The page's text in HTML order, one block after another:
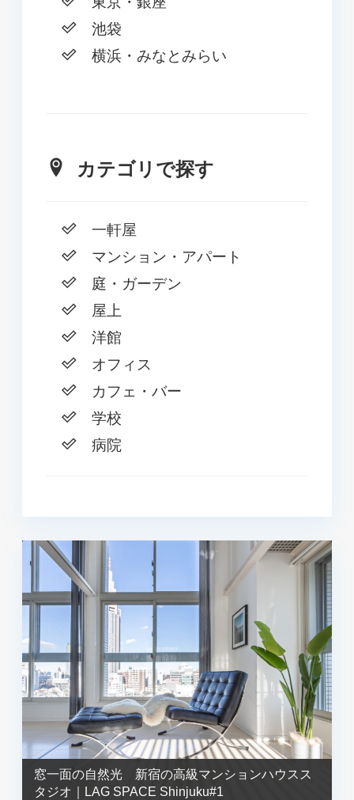
池袋
横浜・みなとみらい
カテゴリで探す
一軒屋
マンション・アパート
庭・ガーデン
屋上
洋館
オフィス
カフェ・バー
学校
病院
窓一面の自然光 新宿の高級マンションハウスス
タジオ｜LAG SPACE Shinjuku#1